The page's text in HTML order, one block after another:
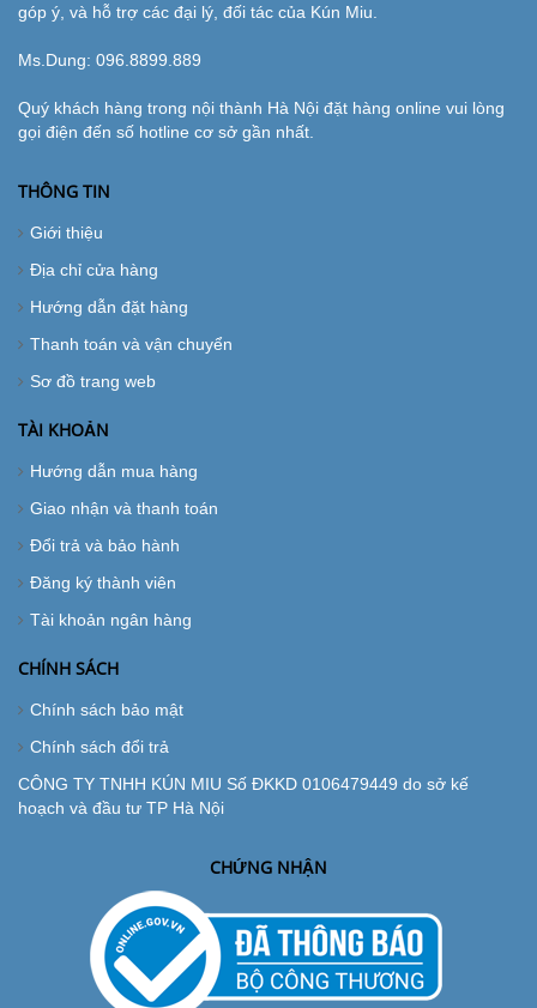
góp ý, và hỗ trợ các đại lý, đối tác của Kún Miu.
Ms.Dung: 096.8899.889
Quý khách hàng trong nội thành Hà Nội đặt hàng online vui lòng
gọi điện đến số hotline cơ sở gần nhất.
THÔNG TIN
Giới thiệu
Địa chỉ cửa hàng
Hướng dẫn đặt hàng
Thanh toán và vận chuyển
Sơ đồ trang web
TÀI KHOẢN
Hướng dẫn mua hàng
Giao nhận và thanh toán
Đổi trả và bảo hành
Đăng ký thành viên
Tài khoản ngân hàng
CHÍNH SÁCH
Chính sách bảo mật
Chính sách đổi trả
CÔNG TY TNHH KÚN MIU Số ĐKKD 0106479449 do sở kế
hoạch và đầu tư TP Hà Nội
CHỨNG NHẬN